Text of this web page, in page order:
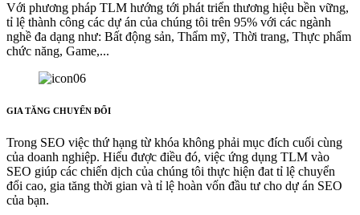
Với phương pháp TLM hướng tới phát triển thương hiệu bền vững,
tỉ lệ thành công các dự án của chúng tôi trên 95% với các ngành
nghề đa dạng như: Bất động sản, Thẩm mỹ, Thời trang, Thực phẩm
chức năng, Game,...
GIA TĂNG CHUYỂN ĐỔI
Trong SEO việc thứ hạng từ khóa không phải mục đích cuối cùng
của doanh nghiệp. Hiểu được điều đó, việc ứng dụng TLM vào
SEO giúp các chiến dịch của chúng tôi thực hiện đat tỉ lệ chuyển
đổi cao, gia tăng thời gian và tỉ lệ hoàn vốn đầu tư cho dự án SEO
của bạn.